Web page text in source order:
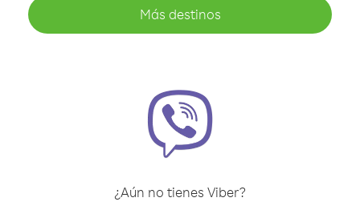
Más destinos
¿Aún no tienes Viber?